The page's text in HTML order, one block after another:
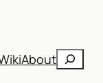
About검